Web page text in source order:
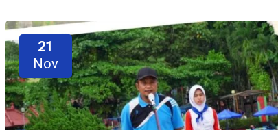
21
Nov